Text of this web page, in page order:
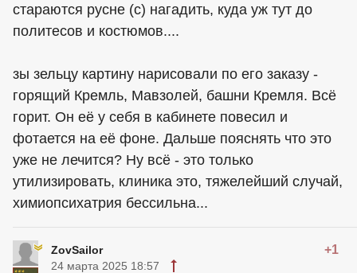
стараются русне (с) нагадить, куда уж тут до
политесов и костюмов....
зы зельцу картину нарисовали по его заказу -
горящий Кремль, Мавзолей, башни Кремля. Всё
горит. Он её у себя в кабинете повесил и
фотается на её фоне. Дальше пояснять что это
уже не лечится? Ну всё - это только
утилизировать, клиника это, тяжелейший случай,
химиопсихатрия бессильна...
ZovSailor +1
24 марта 2025 18:57